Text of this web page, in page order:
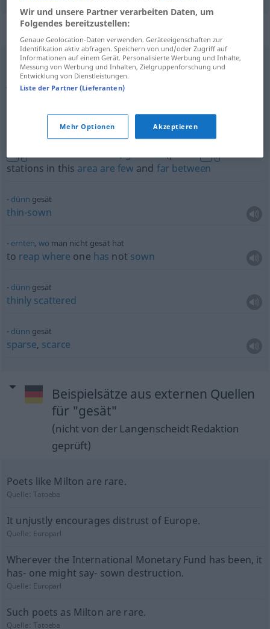
Beispielsätze für "gesät"
solchePostensind nichtdichtgesät
jobslikethese arefewand
Tankstellen sind hierdünngesät
areonly afewscatteredgasoline US(petrol
stations in this area are few and far between
dünn gesät
thin-sown
ernten, wo man nicht gesät hat
to reap where one has not sown
dünn gesät
thinly scattered
dünn gesät
sparse, scarce
Beispielsätze aus externen Quellen
für "gesät"
(nicht von der Langenscheidt Redaktion
geprüft)
Poets like Milton are rare.
Quelle:Tatoeba
It unjustly encourages distrust of Europe.
Quelle: Europarl
Wherever the International Monetary Fund has been, it
has- one might say- sown destruction.
Quelle: Europarl
Such poets as Milton are rare.
Quelle:Tatoeba
Wir und unsere Partner verarbeiten Daten, um
Folgendes bereitzustellen:
Genaue Geolocation-Daten verwenden. Geräteeigenschaften zur
Identifikation aktiv abfragen. Speichern von und/oder Zugriff auf
Informationen auf einem Gerät. Personalisierte Werbung und Inhalte,
Messung von Werbung und Inhalten, Zielgruppenforschung und
Entwicklung von Dienstleistungen.
Liste der Partner (Lieferanten)
Mehr Optionen Akzeptieren